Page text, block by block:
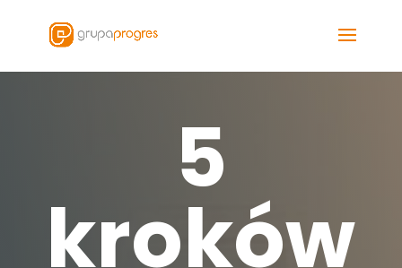
5
kroków